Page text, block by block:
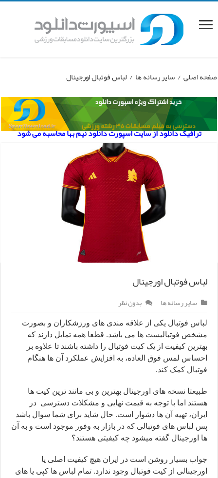
صفحه اصلی / سایر رسانه ها / لباس فوتبال اورجینال
ترافیک دانلود از سایت اسپورت دانلود نیم بها محاسبه می شود
لباس فوتبال اورجینال
سایر رسانه ها بدون نظر
لباس فوتبال یکی از علاقه مندی های ورزشکاران و بصورت
مشخص فوتبالیست ها می باشد. قطعا همه تمایل دارند که
بهترین کیفیت از یک کیت فوتبال را داشته باشند تا علاوه بر
احساس لمس فوق العاده، به افزایش عملکرد آن ها هنگام
فوتبال کمک کند.
طبیعتا نسخه های اورجینال بهترین و بی مانند ترین کیت ها
هستند اما با توجه به قیمت نهایی و مشکلات دسترسی در
ایران، تهیه آن ها دشوار است. حال شاید برای شما سوال باشد
پس لباس های فوتبالی که در بازار به وفور موجود است و به آن
ها اورجینال گفته میشود چه کیفیتی هستند؟
جواب بسیار روشن است در ایران هیچ کیفیت اصلی یا
اورجینالی از کیت فوتبال وجود ندارد. تمام لباس ها کپی یا های